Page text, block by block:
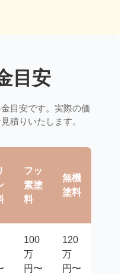
目安
目安です。実際の価
積りいたします。
フッ
素塗
料
無機
塗料
100
万
円〜
120
万
円〜